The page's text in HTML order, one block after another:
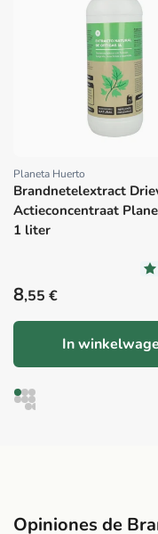
Proveedor:
Planeta Huerto
Brandnetelextract
Actieconcentraat
1 liter
Precio habitual
8,55 €
In
Opiniones de